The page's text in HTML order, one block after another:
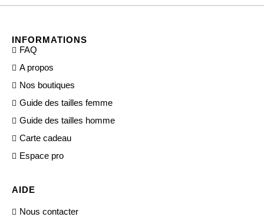
INFORMATIONS
FAQ
A propos
Nos boutiques
Guide des tailles femme
Guide des tailles homme
Carte cadeau
Espace pro
AIDE
Nous contacter